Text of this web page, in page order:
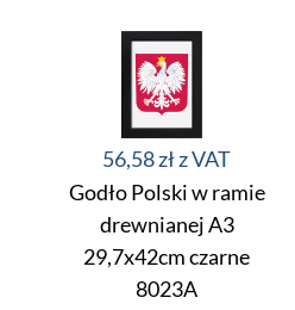
Godło Polski w ramie
drewnianej A3
29,7x42cm czarne
8023A
56,58 zł